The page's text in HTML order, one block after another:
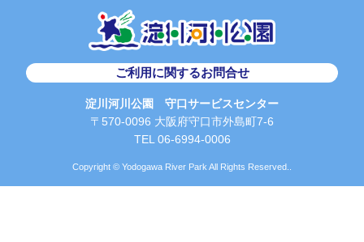
ご利用に関するお問合せ
淀川河川公園 守口サービスセンター
〒570-0096 大阪府守口市外島町7-6
TEL 06-6994-0006
Copyright © Yodogawa River Park All Rights Reserved..